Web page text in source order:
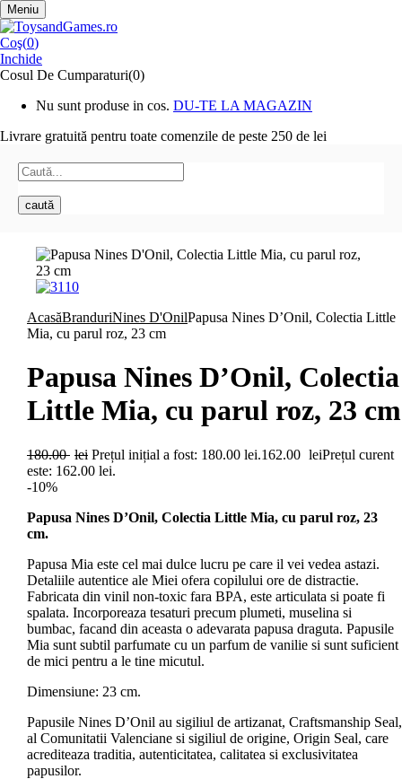
Meniu
Coş(0)
Inchide
Cosul De Cumparaturi(0)
Nu sunt produse in cos. DU-TE LA MAGAZIN
Livrare gratuită pentru toate comenzile de peste 250 de lei
caută
AcasăBranduriNines D'OnilPapusa Nines D’Onil, Colectia Little
Mia, cu parul roz, 23 cm
Papusa Nines D’Onil, Colectia
Little Mia, cu parul roz, 23 cm
180.00 lei Prețul inițial a fost: 180.00 lei.162.00 leiPrețul curent
este: 162.00 lei.
-10%
Papusa Nines D’Onil, Colectia Little Mia, cu parul roz, 23
cm.
Papusa Mia este cel mai dulce lucru pe care il vei vedea astazi.
Detaliile autentice ale Miei ofera copilului ore de distractie.
Fabricata din vinil non-toxic fara BPA, este articulata si poate fi
spalata. Incorporeaza tesaturi precum plumeti, muselina si
bumbac, facand din aceasta o adevarata papusa draguta. Papusile
Mia sunt subtil parfumate cu un parfum de vanilie si sunt suficient
de mici pentru a le tine micutul.
Dimensiune: 23 cm.
Papusile Nines D’Onil au sigiliul de artizanat, Craftsmanship Seal,
al Comunitatii Valenciane si sigiliul de origine, Origin Seal, care
acrediteaza traditia, autenticitatea, calitatea si exclusivitatea
papusilor.